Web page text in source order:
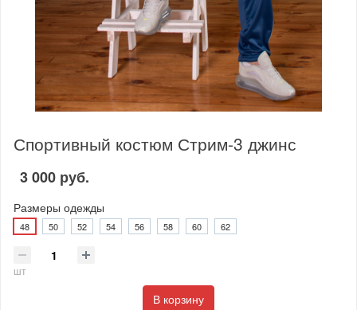
Спортивный костюм Стрим-3 джинс
3 000 руб.
Размеры одежды
48 50 52 54 56 58 60 62
шт
В корзину